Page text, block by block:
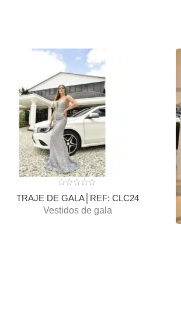
TRAJE DE GALA│REF: CLC24
Vestidos de gala